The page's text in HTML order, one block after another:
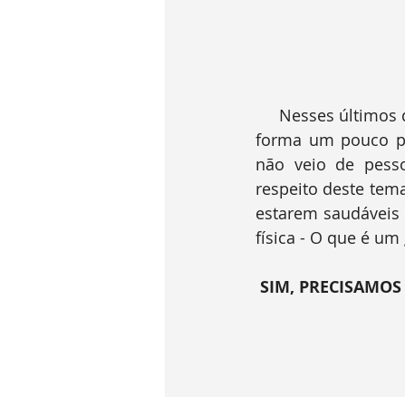
forma um pouco
não veio de
respeito deste
estarem
física - O que é
SIM,